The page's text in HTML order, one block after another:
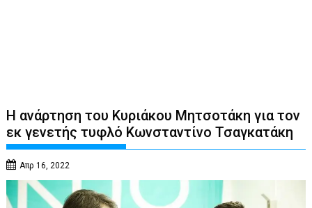
Η ανάρτηση του Κυριάκου Μητσοτάκη για τον
εκ γενετής τυφλό Κωνσταντίνο Τσαγκατάκη
Απρ 16, 2022